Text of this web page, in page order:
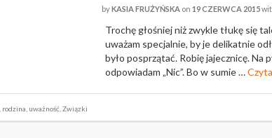
byKASIA FRUŻYŃSKA on19 CZERWCA 2015
Trochę głośniej niż zwykle tłukę się
uważam specjalnie, by je delikatnie
było posprzątać. Robię jajecznicę. Na
odpowiadam „Nic”. Bo w sumie …
rodzina uważność Związki